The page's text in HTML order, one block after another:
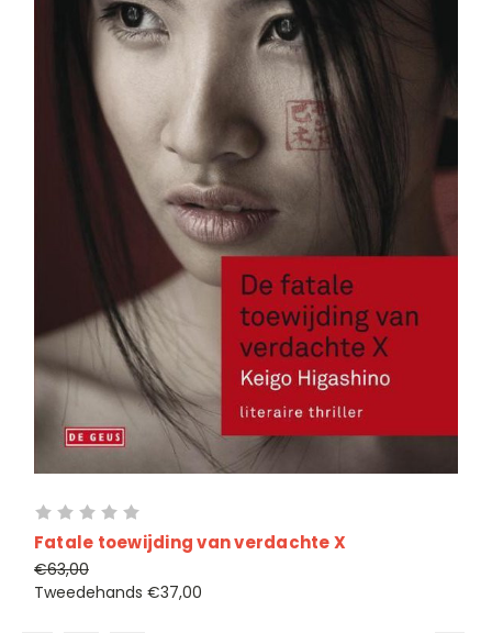
Fatale toewijding van verdachte X
€63,00
Tweedehands €37,00